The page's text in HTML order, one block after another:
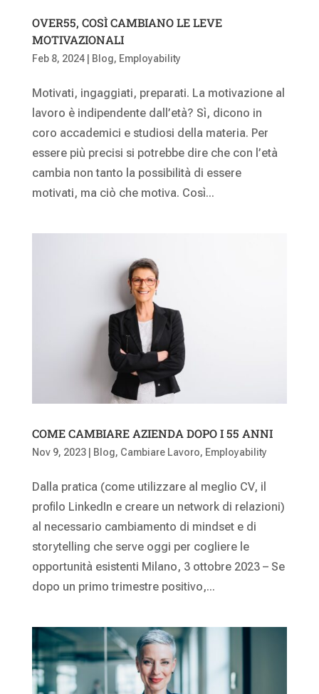
OVER55, COSÌ CAMBIANO LE LEVE
MOTIVAZIONALI
Feb 8, 2024| Blog, Employability
Motivati, ingaggiati, preparati. La motivazione al
lavoro è indipendente dall’età? Sì, dicono in
coro accademici e studiosi della materia. Per
essere più precisi si potrebbe dire che con l’età
cambia non tanto la possibilità di essere
motivati, ma ciò che motiva. Così...
COME CAMBIARE AZIENDA DOPO I 55 ANNI
Nov 9, 2023| Blog, Cambiare Lavoro, Employability
Dalla pratica (come utilizzare al meglio CV, il
profilo LinkedIn e creare un network di relazioni)
al necessario cambiamento di mindset e di
storytelling che serve oggi per cogliere le
opportunità esistenti Milano, 3 ottobre 2023 – Se
dopo un primo trimestre positivo,...